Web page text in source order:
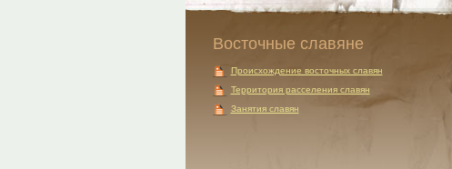
Восточные славяне
Происхождение восточных славян
Территория расселения славян
Занятия славян